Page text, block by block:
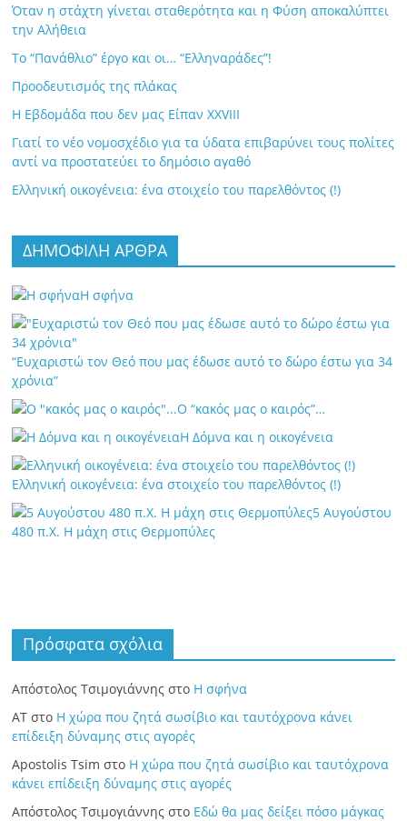
Όταν η στάχτη γίνεται σταθερότητα και η Φύση αποκαλύπτει
την Αλήθεια
Το “Πανάθλιο” έργο και οι… “Ελληναράδες”!
Προοδευτισμός της πλάκας
Η Εβδομάδα που δεν μας Είπαν XXVIII
Γιατί το νέο νομοσχέδιο για τα ύδατα επιβαρύνει τους πολίτες
αντί να προστατεύει το δημόσιο αγαθό
Ελληνική οικογένεια: ένα στοιχείο του παρελθόντος (!)
ΔΗΜΟΦΙΛΗ ΑΡΘΡΑ
Η σφήνα
“Ευχαριστώ τον Θεό που μας έδωσε αυτό το δώρο έστω για 34
χρόνια”
Ο “κακός μας ο καιρός”…
Η Δόμνα και η οικογένεια
Ελληνική οικογένεια: ένα στοιχείο του παρελθόντος (!)
5 Αυγούστου
480 π.Χ. Η μάχη στις Θερμοπύλες
Πρόσφατα σχόλια
Απόστολος Τσιμογιάννης στο Η σφήνα
ΑΤ στο Η χώρα που ζητά σωσίβιο και ταυτόχρονα κάνει
επίδειξη δύναμης στις αγορές
Apostolis Tsim στο Η χώρα που ζητά σωσίβιο και ταυτόχρονα
κάνει επίδειξη δύναμης στις αγορές
Απόστολος Τσιμογιάννης στο Εδώ θα μας δείξει πόσο μάγκας